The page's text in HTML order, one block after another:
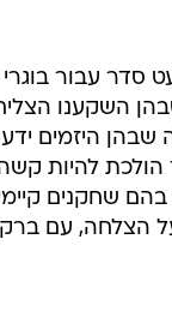
השקענו
שבהן היזמים
להיות
שחקנים
עם ברק